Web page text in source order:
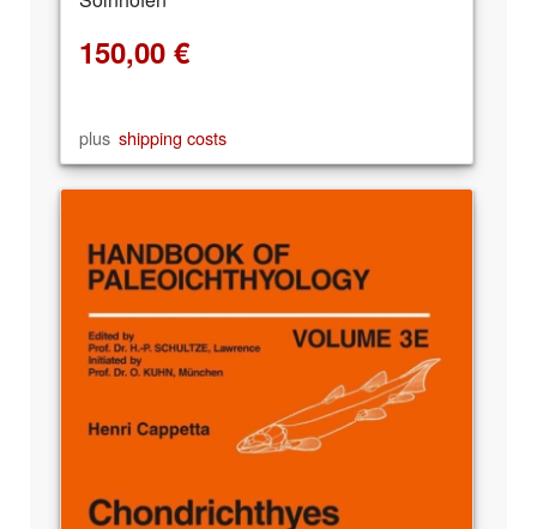
150,00 €
plus shipping costs